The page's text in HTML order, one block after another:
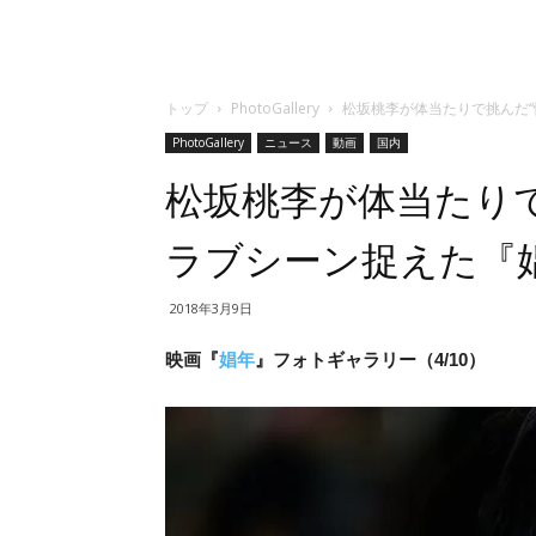
トップ PhotoGallery 松坂桃李が体当たりで挑んだ
PhotoGallery ニュース 動画 国内
松坂桃李が体当たり
ラブシーン捉えた『
2018年3月9日
映画『娼年 』フォトギャラリー（4/10）